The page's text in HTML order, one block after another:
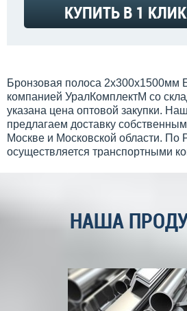
КУПИТЬ В 1 КЛИК
Бронзовая полоса 2x300x1500мм
компанией УралКомплектМ со
указана цена оптовой закупки.
предлагаем доставку
Москве и Московской области. По
осуществляется транспортными
НАША